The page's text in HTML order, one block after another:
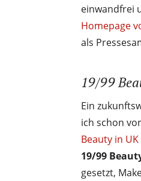
einwandfrei
Homepage
als
19/99
Ein
ich schon
Beauty in UK
19/99
gesetzt,